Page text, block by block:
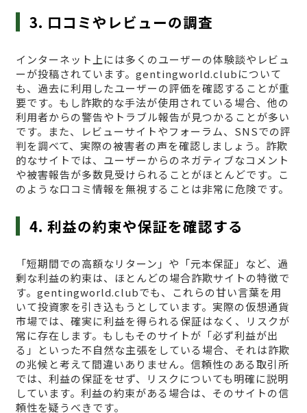
3. 口コミやレビューの調査
インターネット上には多くのユーザーの体験談やレビュ
ーが投稿されています。gentingworld.clubについて
も、過去に利用したユーザーの評価を確認することが重
要です。もし詐欺的な手法が使用されている場合、他の
利用者からの警告やトラブル報告が見つかることが多い
です。また、レビューサイトやフォーラム、SNSでの評
判を調べて、実際の被害者の声を確認しましょう。詐欺
的なサイトでは、ユーザーからのネガティブなコメント
や被害報告が多数見受けられることがほとんどです。こ
のような口コミ情報を無視することは非常に危険です。
4. 利益の約束や保証を確認する
「短期間での高額なリターン」や「元本保証」など、過
剰な利益の約束は、ほとんどの場合詐欺サイトの特徴で
す。gentingworld.clubでも、これらの甘い言葉を用
いて投資家を引き込もうとしています。実際の仮想通貨
市場では、確実に利益を得られる保証はなく、リスクが
常に存在します。もしもそのサイトが「必ず利益が出
る」といった不自然な主張をしている場合、それは詐欺
の兆候と考えて間違いありません。信頼性のある取引所
では、利益の保証をせず、リスクについても明確に説明
しています。利益の約束がある場合は、そのサイトの信
頼性を疑うべきです。